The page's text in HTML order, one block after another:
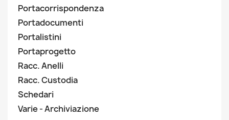
Portacorrispondenza
Portadocumenti
Portalistini
Portaprogetto
Racc. Anelli
Racc. Custodia
Schedari
Varie - Archiviazione